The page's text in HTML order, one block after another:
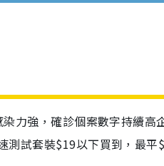
力強，確診個案數字持續高
測試套裝$19以下買到，最